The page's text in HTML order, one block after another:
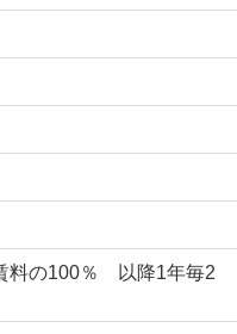
料の100％ 以降1年毎2